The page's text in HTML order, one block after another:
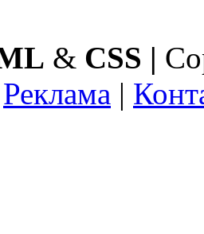
& CSS |
Реклама |